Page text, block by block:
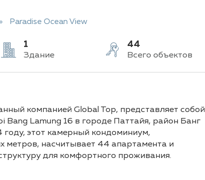
Paradise Ocean View
1
Здание
44
Всего объектов
компанией Global Top, представляет собой
Bang Lamung 16 в городе Паттайя, район Банг
этот камерный кондоминиум,
насчитывает 44 апартамента и
для комфортного проживания.